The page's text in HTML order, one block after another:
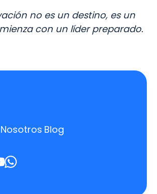
no es un destino, es un
con un líder preparado.
Nosotros Blog